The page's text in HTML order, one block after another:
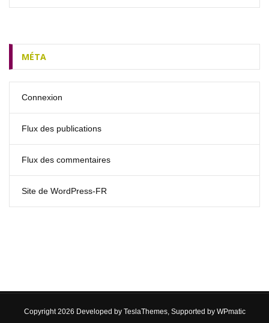
MÉTA
Connexion
Flux des publications
Flux des commentaires
Site de WordPress-FR
Copyright 2026 Developed by TeslaThemes, Supported by WPmatic